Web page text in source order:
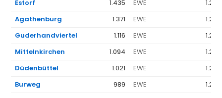
Estorf
1.435 EWE
Agathenburg
1.371 EWE
Guderhandviertel
1.116 EWE
Mittelnkirchen
1.094 EWE
Düdenbüttel
1.021 EWE
Burweg
989 EWE